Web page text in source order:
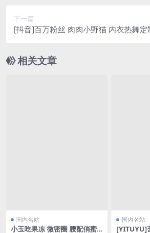
下一篇
[抖音]百万粉丝 肉肉小野猫 内衣热舞定
相关文章
国内名站
小玉吃果冻 微密圈 腰配俏蜜
国内名站
[YITUYU]